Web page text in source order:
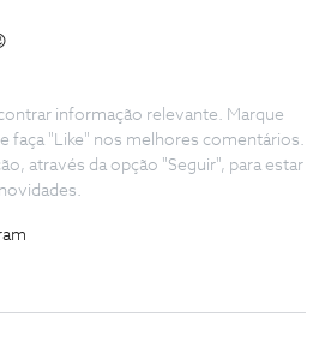
informação relevante. Marque
faça "Like" nos melhores comentários.
através da opção "Seguir", para estar